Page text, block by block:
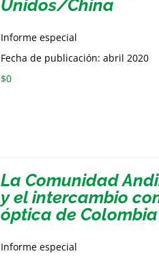
Unidos/China
Informe especial
Fecha de publicación: abril 2020
$0
La Comunidad
y el intercambio
óptica de Colombia
Informe especial